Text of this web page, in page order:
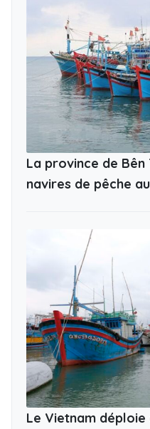
La province de
navires de pêche
Le Vietnam